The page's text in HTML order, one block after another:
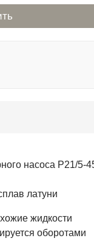
насоса P21/5-
латуни
жидкости
оборотами